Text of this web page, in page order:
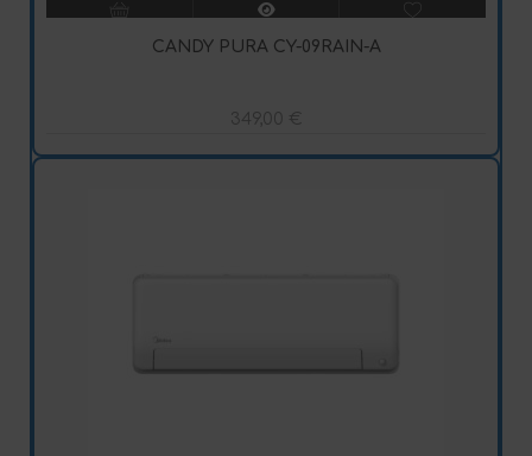
CANDY PURA CY-09RAIN-A
349,00 €